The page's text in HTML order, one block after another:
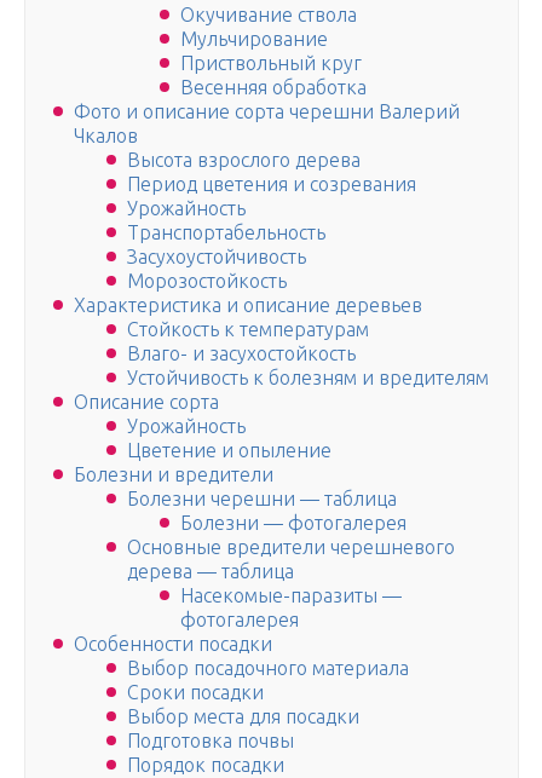
Окучивание ствола
Мульчирование
Приствольный круг
Весенняя обработка
Фото и описание сорта черешни Валерий
Чкалов
Высота взрослого дерева
Период цветения и созревания
Урожайность
Транспортабельность
Засухоустойчивость
Морозостойкость
Характеристика и описание деревьев
Стойкость к температурам
Влаго- и засухостойкость
Устойчивость к болезням и вредителям
Описание сорта
Урожайность
Цветение и опыление
Болезни и вредители
Болезни черешни — таблица
Болезни — фотогалерея
Основные вредители черешневого
дерева — таблица
Насекомые-паразиты —
фотогалерея
Особенности посадки
Выбор посадочного материала
Сроки посадки
Выбор места для посадки
Подготовка почвы
Порядок посадки